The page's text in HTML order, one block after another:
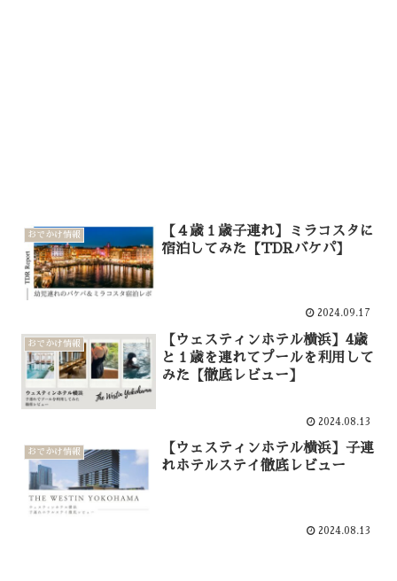
おでかけ情報
【４歳１歳子連れ】ミラコスタに
宿泊してみた【TDRバケパ】
2024.09.17
おでかけ情報
【ウェスティンホテル横浜】4歳
と１歳を連れてプールを利用して
みた【徹底レビュー】
2024.08.13
おでかけ情報
【ウェスティンホテル横浜】子連
れホテルステイ徹底レビュー
2024.08.13